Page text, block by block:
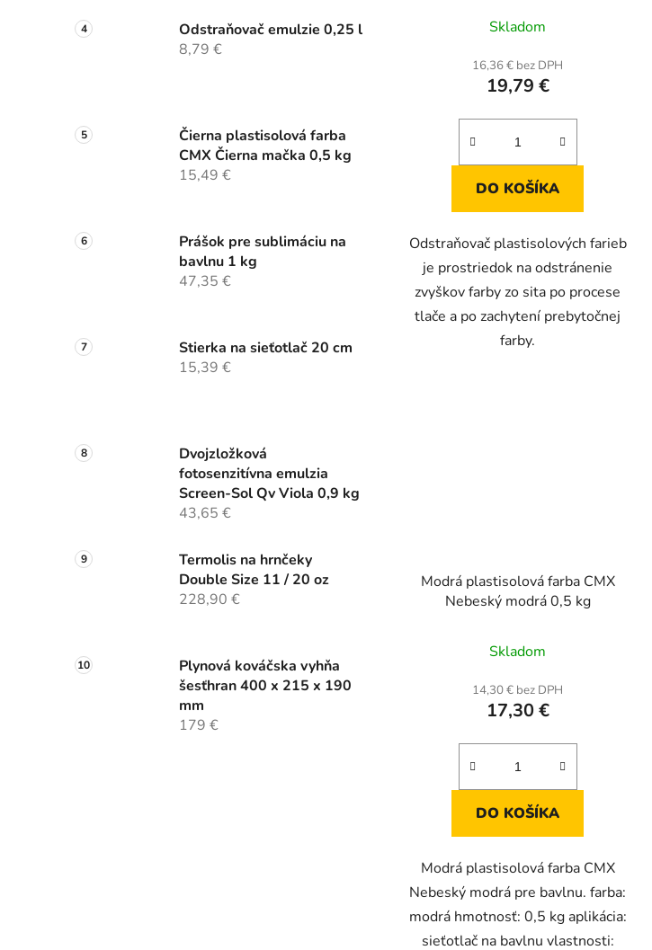
Odstraňovač emulzie 0,25 l
8,79 €
Čierna plastisolová farba
CMX Čierna mačka 0,5 kg
15,49 €
Prášok pre sublimáciu na
bavlnu 1 kg
47,35 €
Stierka na sieťotlač 20 cm
15,39 €
Dvojzložková
fotosenzitívna emulzia
Screen-Sol Qv Viola 0,9 kg
43,65 €
Termolis na hrnčeky
Double Size 11 / 20 oz
228,90 €
Plynová kováčska vyhňa
šesťhran 400 x 215 x 190
mm
179 €
hodnotenie
produktu
je
z
hviezdičiek.
Skladom
16,36 € bez DPH
19,79 €
DO KOŠÍKA
Odstraňovač plastisolových farieb
je prostriedok na odstránenie
zvyškov farby zo sita po procese
tlače a po zachytení prebytočnej
farby.
Modrá plastisolová farba CMX
Nebeský modrá 0,5 kg
Skladom
14,30 € bez DPH
17,30 €
DO KOŠÍKA
Modrá plastisolová farba CMX
Nebeský modrá pre bavlnu. farba:
modrá hmotnosť: 0,5 kg aplikácia:
sieťotlač na bavlnu vlastnosti: